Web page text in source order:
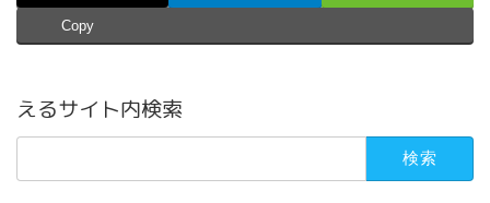
Copy
えるサイト内検索
検